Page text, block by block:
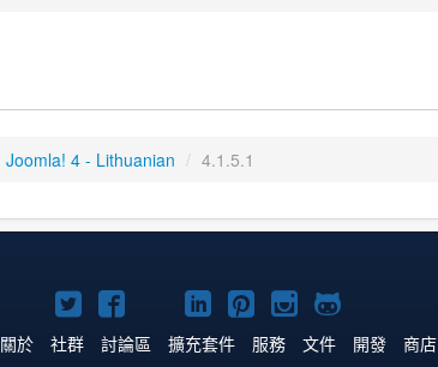
Joomla! 4 - Lithuanian / 4.1.5.1
Twitter
上
Facebook
上
YouTube
上
Linkedln
上
Pinterest
上
Instagram
上
GitHub
上
關於 社群 討論區 擴充套件 服務 文件 開發 商店